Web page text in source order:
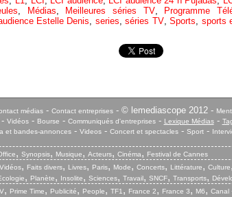
Médias Meilleures séries TV, Programme
Estelle Denis series ,séries TV,Sports
sports
médias- Contact entreprises- © lemediascope 2012 -
Vidéos- Bourse - Communiqués d'entreprises- Lexique Médias-
et bandes-annonces- Videos- Concert et spectacles- Sport-
, Synopsis, Musique, Acteurs, Cinéma, Festival de Cannes
Vidéos, Faits divers, Livres, Paris, Mode, Concerts, Littérature, Culture,
, Planète, Insolite, Sciences, Travail, SNCF, Transports,
, Prime Time, Publicité, People, TF1 , France 2, France 3, M6, Canal